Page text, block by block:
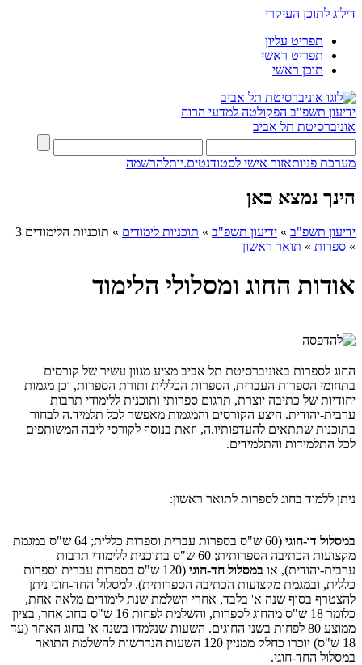
דילוג לתוכן העיקרי
תפריט עליון
תפריט ראשי
תוכן ראשי
ידיעון תשפ"ב הפקולטה למדעי הרוח
אוניברסיטת תל אביב
מערכת פניותאזור אישי לסטודנטים.יותלהרשמה
הינך נמצא כאן
ידיעון תשפ"ב » ידיעון תשפ"ב » תוכניות לימודים » תוכניות הלימודים 3
» ספרות » תואר ראשון
אודות החוג ומסלולי הלימוד
החוג לספרות באוניברסיטת תל אביב מציע מגוון עשיר של קורסים
בתחומי הספרות העברית, הספרות הכללית ותורת הספרות, וכן מגמות
יחודיות של כתיבה יוצרת, תרגום ספרותי ותוכנית ללימודי תרבות
ערבית-יהודית. היצע הקורסים והמגמות מאפשר לכל תלמיד.ה לבחור
בתוכנית שתתאים להעדפותיו.ה, וזאת בנוסף לקורסי ליבה המשותפים
לכל התלמידות והתלמידים.
ניתן ללמוד בחוג לספרות לתואר ראשון:
במסלול דו-חוגי
(60 ש"ס בספרות עברית וספרות כללית; 64 ש"ס במגמת
מקצועות הכתיבה הספרותית; 60 ש"ס בתוכנית ללימודי תרבות
ערבית-יהודית), או במסלול חד-חוגי
(120 ש"ס בספרות עברית וספרות
כללית, ובמגמת מקצועות הכתיבה הספרותית). למסלול החד-חוגי ניתן
להצטרף בסוף שנה א' בלבד, אחרי השלמת שנת לימודים מלאה אחת,
כלומר 18 ש"ס מהחוג לספרות, והשלמת לפחות 16 ש"ס בחוג אחר, בציון
ממוצע 80 לפחות בשני החוגים. השעות שנלמדו בשנה א' בחוג האחר (עד
18 ש"ס) יוכרו כחלק ממניין 120 השעות הנדרשות להשלמת התואר
במסלול החד-חוגי.